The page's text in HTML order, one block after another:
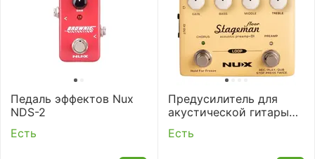
Педаль эффектов Nux
NDS-2
Есть
Предусилитель для
акустической гитары
Floor
Есть